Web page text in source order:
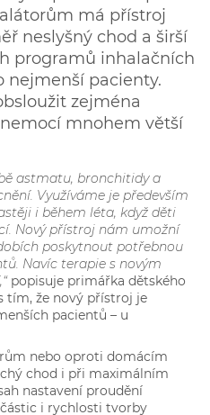
má přístroj
neslyšný chod a širší
programů inhalačních
nejmenší pacienty.
zejména
mnohem větší
astmatu, bronchitidy a
Využíváme je především
i během léta, když děti
Nový přístroj nám umožní
poskytnout potřebnou
Navíc terapie s novým
popisuje primářka dětského
tím, že nový přístroj je
pacientů – u
nebo oproti domácím
chod i při maximálním
nastavení proudění
i rychlosti tvorby